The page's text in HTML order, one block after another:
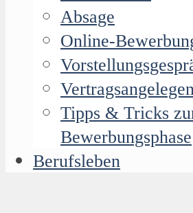
Absage
Online-
Tipps & Tricks
Bewerbungsphase
Berufsleben